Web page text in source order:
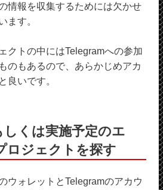
情報を収集するためには欠かせ
ます。
クトの中にはTelegramへの参加
のもあるので、あらかじめアカ
良いです。
しくは実施予定のエ
ロジェクトを探す
ウォレットとTelegramのアカウ